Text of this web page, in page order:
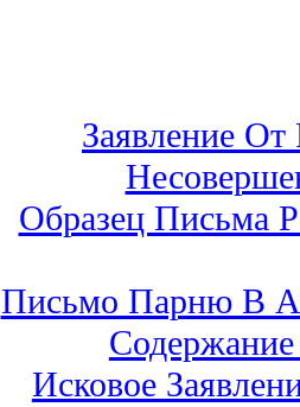
Заявление
Образец Письма
Письмо Парню В
Исковое